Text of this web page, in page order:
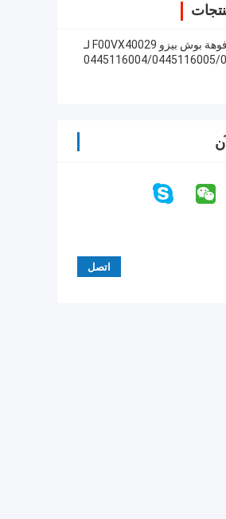
فوهة بوش بيزو F00VX40029 لـ
0445116004/0445116005/